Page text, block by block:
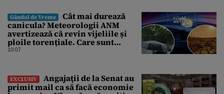
Gândul de Vreme
Cât mai durează
canicula? Meteorologii ANM
avertizează că revin vijeliile și
ploile torențiale. Care sunt
zonele vizate, începând chiar de
10:07
EXCLUSIV
Angajaţii de la Senat au
primit mail ca să facă economie